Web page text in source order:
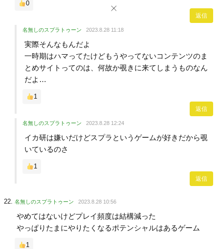
0
返信
名無しのスプラトゥーン 2023.8.28 11:18
実際そんなもんだよ
一時期はハマってたけどもうやってないコンテンツのま
とめサイトってのは、何故か覗きに来てしまうものなん
だよ…
1
返信
名無しのスプラトゥーン 2023.8.28 12:24
イカ研は嫌いだけどスプラというゲームが好きだから覗
いているのさ
1
返信
名無しのスプラトゥーン 2023.8.28 10:56
やめてはないけどプレイ頻度は結構減った
やっぱりたまにやりたくなるポテンシャルはあるゲーム
1